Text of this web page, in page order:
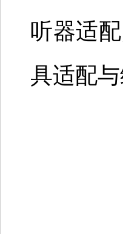
听器适
具适配